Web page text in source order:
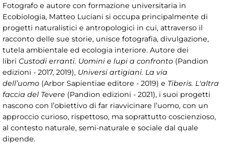
Fotografo e autore con formazione universitaria in
Ecobiologia, Matteo Luciani si occupa principalmente di
progetti naturalistici e antropologici in cui, attraverso il
racconto delle sue storie, unisce fotografia, divulgazione,
tutela ambientale ed ecologia interiore. Autore dei
libri Custodi erranti. Uomini e lupi a confronto (Pandion
edizioni - 2017, 2019), Universi artigiani. La via
dell’uomo (Arbor Sapientiae editore - 2019) e Tiberis. L'altra
faccia del Tevere (Pandion edizioni - 2021), i suoi progetti
nascono con l’obiettivo di far riavvicinare l’uomo, con un
approccio curioso, rispettoso, ma soprattutto coscienzioso,
al contesto naturale, semi-naturale e sociale dal quale
dipende.